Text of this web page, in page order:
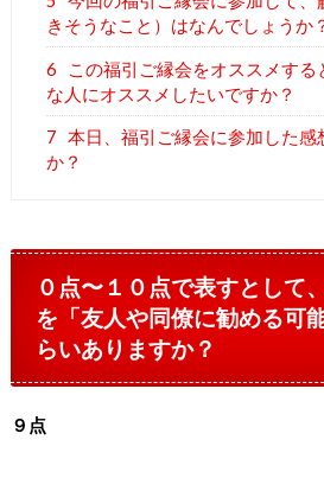
きそうなこと）はなんでしょうか
6
この福引ご縁会をオススメする
な人にオススメしたいですか？
7 本日、福引ご縁会に参加した感
か？
０点〜１０点で表すとして
を「友人や同僚に勧める可
らいありますか？
９点